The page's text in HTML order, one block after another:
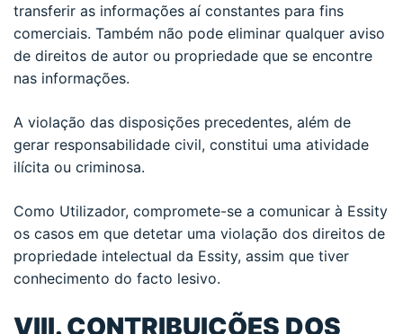
transferir as informações aí constantes para fins
comerciais. Também não pode eliminar qualquer aviso
de direitos de autor ou propriedade que se encontre
nas informações.
A violação das disposições precedentes, além de
gerar responsabilidade civil, constitui uma atividade
ilícita ou criminosa.
Como Utilizador, compromete-se a comunicar à Essity
os casos em que detetar uma violação dos direitos de
propriedade intelectual da Essity, assim que tiver
conhecimento do facto lesivo.
VIII. CONTRIBUIÇÕES DOS